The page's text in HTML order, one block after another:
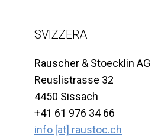
SVIZZERA
Rauscher & Stoecklin AG
Reuslistrasse 32
4450 Sissach
+41 61 976 34 66
info [at] raustoc.ch